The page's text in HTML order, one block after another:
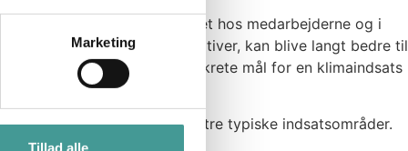
Marketing
spørgsmål som fylder meget hos medarbejderne og i
taget forskellige klimainitiativer, kan blive langt bedre til
spørgsmålet ”Er der konkrete mål for en klimaindsats
arbejdsplads.
mindre papirforbrug som tre typiske indsatsområder.